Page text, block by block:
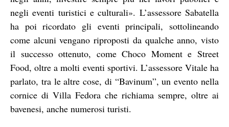
negli eventi turistici e culturali». L’assessore Sabatella
ha poi ricordato gli eventi principali, sottolineando
come alcuni vengano riproposti da qualche anno, visto
il successo ottenuto, come Choco Moment e Street
Food, oltre a molti eventi sportivi. L’assessore Vitale ha
parlato, tra le altre cose, di “Bavinum”, un evento nella
cornice di Villa Fedora che richiama sempre, oltre ai
bavenesi, anche numerosi turisti.